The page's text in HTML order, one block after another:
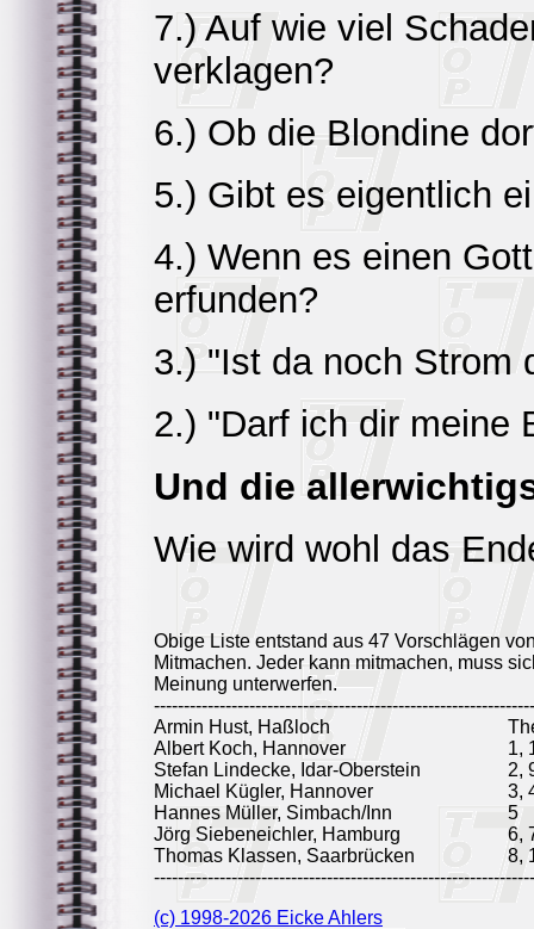
7.) Auf wie viel
verklagen?
6.) Ob die Blondine
5.) Gibt es eigentlich
4.) Wenn es einen
erfunden?
3.) "Ist da noch Strom
2.) "Darf ich dir meine
Und die
Wie wird wohl das
Obige Liste entstand aus 47 Vorschlägen
Mitmachen. Jeder kann mitmachen, muss
Meinung unterwerfen.
Armin Hust, Haßloch
Albert Koch, Hannover
1,
Stefan Lindecke, Idar-Oberstein
2,
Michael Kügler, Hannover
3,
Hannes Müller, Simbach/Inn
5
Jörg Siebeneichler, Hamburg
6,
Thomas Klassen, Saarbrücken
8,
(c) 1998-2026 Eicke Ahlers